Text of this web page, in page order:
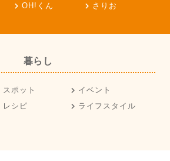
OH!くん さりお
暮らし
スポット
イベント
レシピ
ライフスタイル